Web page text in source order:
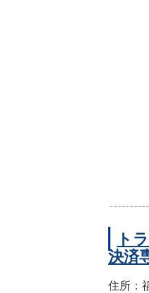
ト
決済
住所：